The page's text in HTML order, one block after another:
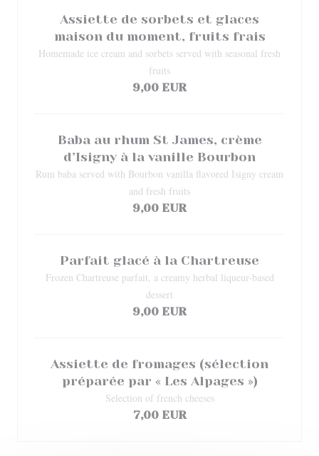
Assiette de sorbets et glaces
maison du moment, fruits frais
Homemade ice cream and sorbets served with seasonal fresh
fruits
9,00 EUR
Baba au rhum St James, crème
d’Isigny à la vanille Bourbon
Rum baba served with Bourbon vanilla flavored Isigny cream
and fresh fruits
9,00 EUR
Parfait glacé à la Chartreuse
Frozen Chartreuse parfait, a creamy herbal liqueur-based
dessert
9,00 EUR
Assiette de fromages (sélection
préparée par « Les Alpages »)
Selection of french cheeses
7,00 EUR